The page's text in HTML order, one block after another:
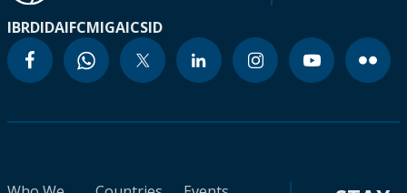
IBRDIDAIFCMIGAICSID